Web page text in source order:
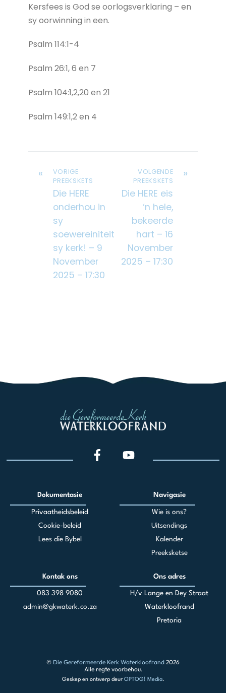
Kersfees is God se oorlogsverklaring – en
sy oorwinning in een.
Psalm 114:1-4
Psalm 26:1, 6 en 7
Psalm 104:1,2,20 en 21
Psalm 149:1,2 en 4
«
VORIGE
PREEKSKETS
Die HERE
onderhou in
sy
soewereiniteit
sy kerk! – 9
November
2025 – 17:30
»
VOLGENDE
PREEKSKETS
Die HERE eis
‘n hele,
bekeerde
hart – 16
November
2025 – 17:30
Dokumentasie
Privaatheidsbeleid
Cookie-beleid
Lees die Bybel
Navigasie
Wie is ons?
Uitsendings
Kalender
Preeksketse
Kontak ons
083 398 9080
admin@gkwaterk.co.za
Ons adres
H/v Lange en Dey Straat
Waterkloofrand
Pretoria
© Die Gereformeerde Kerk Waterkloofrand 2026
Alle regte voorbehou.
Geskep en ontwerp deur OPTOG! Media.